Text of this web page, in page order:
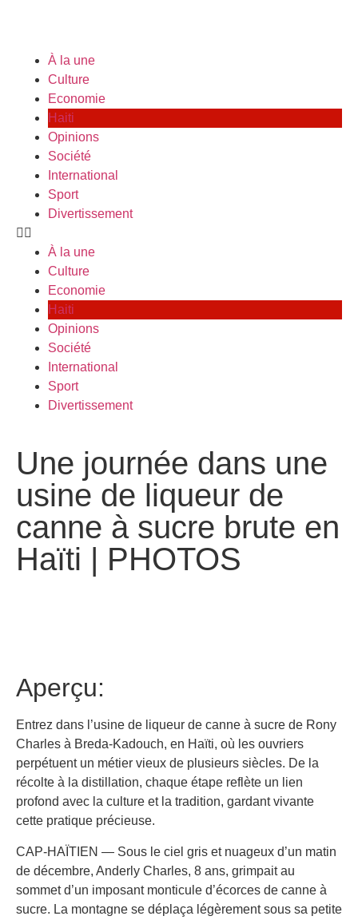
À la une
Culture
Economie
Haiti
Opinions
Société
International
Sport
Divertissement
À la une
Culture
Economie
Haiti
Opinions
Société
International
Sport
Divertissement
Une journée dans une
usine de liqueur de
canne à sucre brute en
Haïti | PHOTOS
Aperçu:
Entrez dans l’usine de liqueur de canne à sucre de Rony
Charles à Breda-Kadouch, en Haïti, où les ouvriers
perpétuent un métier vieux de plusieurs siècles. De la
récolte à la distillation, chaque étape reflète un lien
profond avec la culture et la tradition, gardant vivante
cette pratique précieuse.
CAP-HAÏTIEN — Sous le ciel gris et nuageux d’un matin
de décembre, Anderly Charles, 8 ans, grimpait au
sommet d’un imposant monticule d’écorces de canne à
sucre. La montagne se déplaça légèrement sous sa petite